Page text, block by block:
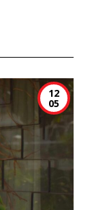
12
05